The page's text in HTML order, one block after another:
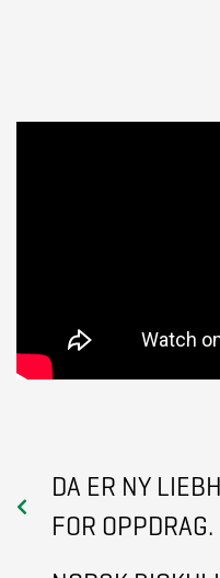
DA ER NY
FOR OPPDRAG.